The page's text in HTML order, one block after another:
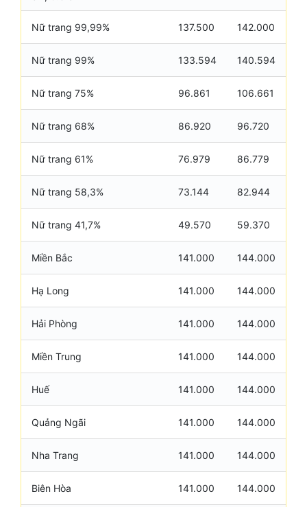
Nữ trang 99,99% 137.500 142.000
Nữ trang 99% 133.594 140.594
Nữ trang 75% 96.861 106.661
Nữ trang 68% 86.920 96.720
Nữ trang 61% 76.979 86.779
Nữ trang 58,3% 73.144 82.944
Nữ trang 41,7% 49.570 59.370
Miền Bắc 141.000 144.000
Hạ Long 141.000 144.000
Hải Phòng 141.000 144.000
Miền Trung 141.000 144.000
Huế 141.000 144.000
Quảng Ngãi 141.000 144.000
Nha Trang 141.000 144.000
Biên Hòa 141.000 144.000